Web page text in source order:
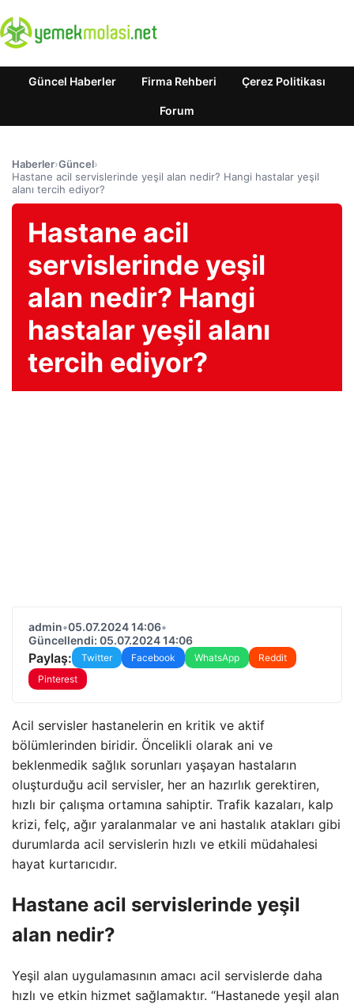
Güncel Haberler Firma Rehberi Çerez Politikası
Forum
Haberler›Güncel›
Hastane acil servislerinde yeşil alan nedir? Hangi hastalar yeşil
alanı tercih ediyor?
Hastane acil
servislerinde yeşil
alan nedir? Hangi
hastalar yeşil alanı
tercih ediyor?
admin•05.07.2024 14:06•
Güncellendi: 05.07.2024 14:06
Paylaş: Twitter Facebook WhatsApp
Reddit
Pinterest
Acil servisler hastanelerin en kritik ve aktif
bölümlerinden biridir. Öncelikli olarak ani ve
beklenmedik sağlık sorunları yaşayan hastaların
oluşturduğu acil servisler, her an hazırlık gerektiren,
hızlı bir çalışma ortamına sahiptir. Trafik kazaları, kalp
krizi, felç, ağır yaralanmalar ve ani hastalık atakları gibi
durumlarda acil servislerin hızlı ve etkili müdahalesi
hayat kurtarıcıdır.
Hastane acil servislerinde yeşil
alan nedir?
Yeşil alan uygulamasının amacı acil servislerde daha
hızlı ve etkin hizmet sağlamaktır. “Hastanede yeşil alan